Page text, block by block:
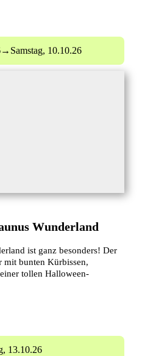
→ Samstag, 10.10.26
Wunderland
ist ganz besonders! Der
mit bunten Kürbissen,
tollen Halloween-
13.10.26